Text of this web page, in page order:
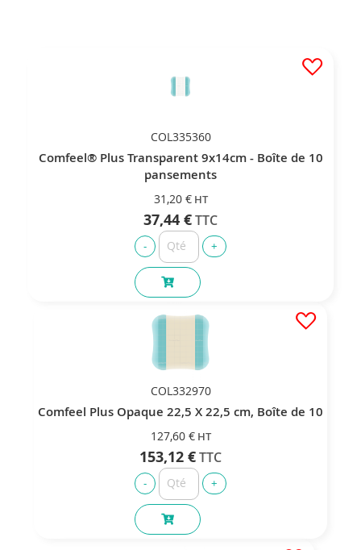
COL335360
Comfeel® Plus Transparent 9x14cm - Boîte de 10
pansements
31,20 €
37,44 €
COL332970
Comfeel Plus Opaque 22,5 X 22,5 cm, Boîte de 10
127,60 €
153,12 €